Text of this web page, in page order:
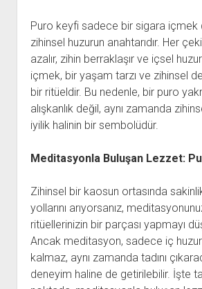
Puro keyfi sadece bir sigara içmek
zihinsel huzurun anahtarıdır. Her
azalır, zihin berraklaşır ve içsel
içmek, bir yaşam tarzı ve zihinsel
bir ritüeldir. Bu nedenle, bir puro
alışkanlık değil, aynı zamanda
iyilik halinin bir sembolüdür.
Meditasyonla Buluşan Lezzet:
Zihinsel bir kaosun ortasında
yollarını arıyorsanız,
ritüellerinizin bir parçası yapmayı
Ancak meditasyon, sadece iç
kalmaz, aynı zamanda tadını
deneyim haline de getirilebilir. İşte